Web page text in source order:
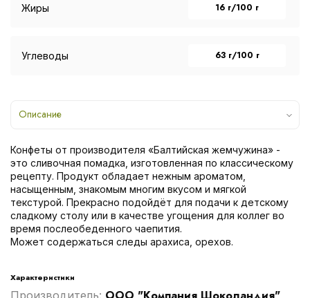
Жиры 16 г/100 г
Углеводы 63 г/100 г
Описание
Конфеты от производителя «Балтийская жемчужина» -
это сливочная помадка, изготовленная по классическому
рецепту. Продукт обладает нежным ароматом,
насыщенным, знакомым многим вкусом и мягкой
текстурой. Прекрасно подойдёт для подачи к детскому
сладкому столу или в качестве угощения для коллег во
время послеобеденного чаепития.
Может содержаться следы арахиса, орехов.
Характеристики
Производитель: